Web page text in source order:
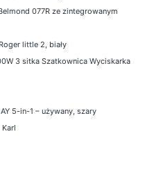
077R ze zintegrowanym
little 2, biały
3 sitka Szatkownica Wyciskarka
5-in-1 – używany, szary